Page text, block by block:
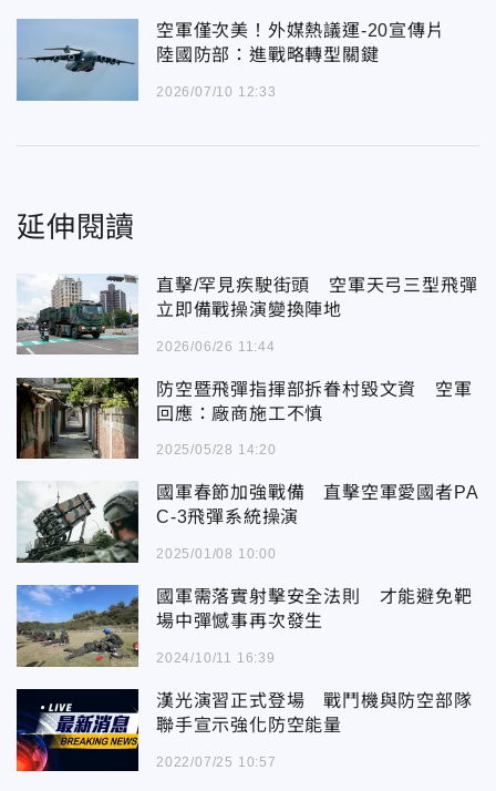
空軍僅次美！外媒熱議運-20宣傳片
陸國防部：進戰略轉型關鍵
2026/07/10 12:33
延伸閱讀
直擊/罕見疾駛街頭 空軍天弓三型飛彈
立即備戰操演變換陣地
2026/06/26 11:44
防空暨飛彈指揮部拆眷村毀文資 空軍
回應：廠商施工不慎
2025/05/28 14:20
國軍春節加強戰備 直擊空軍愛國者PA
C-3飛彈系統操演
2025/01/08 10:00
國軍需落實射擊安全法則 才能避免靶
場中彈憾事再次發生
2024/10/11 16:39
漢光演習正式登場 戰鬥機與防空部隊
聯手宣示強化防空能量
2022/07/25 10:57